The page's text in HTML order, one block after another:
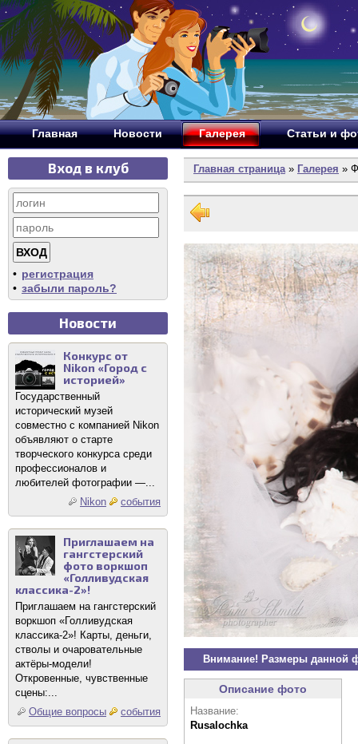
Главная Новости Галерея Статьи и
Вход в клуб
• регистрация
• забыли пароль?
Новости
Конкурс от
Nikon «Город с
историей»
Государственный
исторический музей
совместно с компанией Nikon
объявляют о старте
творческого конкурса среди
профессионалов и
любителей фотографии —...
Nikon
события
Приглашаем на
гангстерский
фото воркшоп
«Голливудская
классика-2»!
Приглашаем на гангстерский
воркшоп «Голливудская
классика-2»! Карты, деньги,
стволы и очаровательные
актёры-модели!
Откровенные, чувственные
сцены:...
Общие вопросы
события
Главная страница» Галерея »
Внимание! Размеры данной
Описание фото
Название:
Rusalochka